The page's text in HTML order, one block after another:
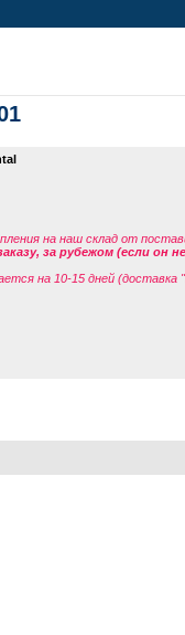
на наш склад от
за рубежом (если он
на 10-15 дней (доставка